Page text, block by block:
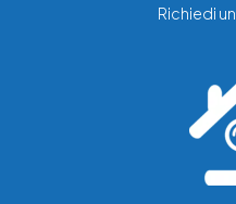
Richiedi